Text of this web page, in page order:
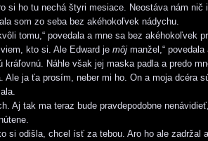
si ho tu nechá štyri mesiace. Neostáva nám nič
som zo seba bez akéhokoľvek nádychu.
tomu,“ povedala a mne sa bez akéhokoľvek
kto si. Ale Edward je môj manžel,“
kráľovnú. Náhle však jej maska padla a predo
Ale ja ťa prosím, neber mi ho. On a moja dcéra
Aj tak ma teraz bude pravdepodobne
si odišla, chcel ísť za tebou. Aro ho ale zadržal